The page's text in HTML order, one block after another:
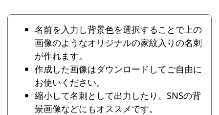
名前を入力し背景色を選択することで上の
画像のようなオリジナルの家紋入りの名刺
が作れます。
作成した画像はダウンロードしてご自由に
お使いください。
縮小して名刺として出力したり、SNSの背
景画像などにもオススメです。